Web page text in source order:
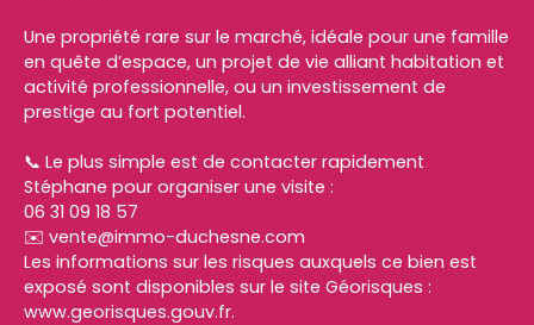
Une propriété rare sur le marché, idéale pour une famille
en quête d’espace, un projet de vie alliant habitation et
activité professionnelle, ou un investissement de
prestige au fort potentiel.
📞 Le plus simple est de contacter rapidement
Stéphane pour organiser une visite :
06 31 09 18 57
✉️ vente@immo-duchesne.com
Les informations sur les risques auxquels ce bien est
exposé sont disponibles sur le site Géorisques :
www.georisques.gouv.fr.